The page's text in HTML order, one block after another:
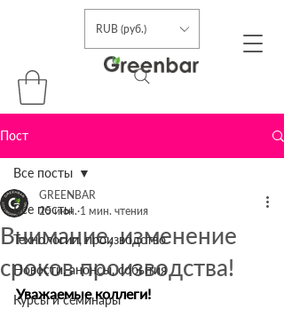
RUB (руб.)
Пост
Все посты
Технологии, производство
Новости, анонсы, события
Курсы и семинары
Все посты
Внимание, изменение
сроков производства!
GREENBAR
25 июн. 1 мин. чтения
Уважаемые коллеги!